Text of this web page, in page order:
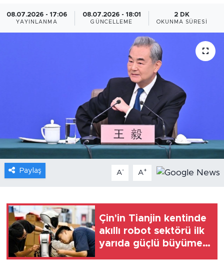
08.07.2026 - 17:06
YAYINLANMA
08.07.2026 - 18:01
GÜNCELLEME
2 DK
OKUNMA SÜRESI
Paylaş A- A+
Çin'in Tianjin kentinde
akıllı robot sektörü ilk
yarıda güçlü büyüme
Bilim ve Teknoloji
Sağlık
Foto Haber
Xinhua
Seyahat